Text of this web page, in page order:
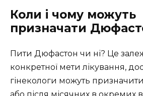
Коли і чому можуть
призначати
Пити Дюфастон чи ні? Це
конкретної мети лікування,
гінекологи можуть